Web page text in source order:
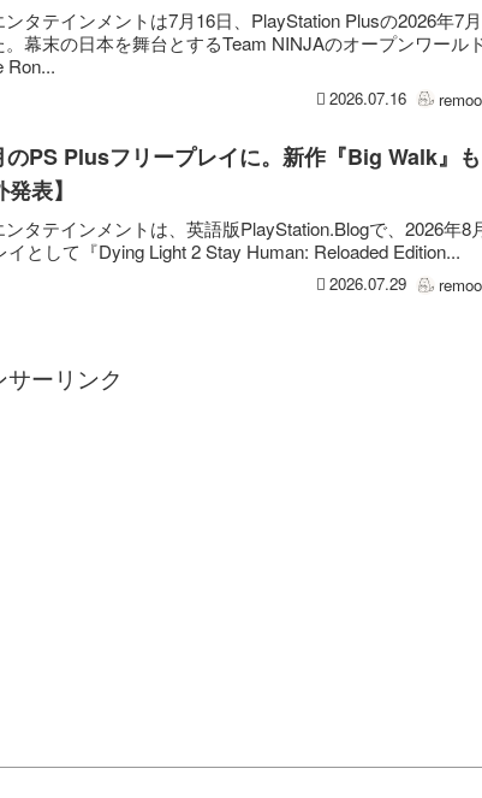
タテインメントは7月16日、PlayStation Plusの2026年7月
幕末の日本を舞台とするTeam NINJAのオープンワール
Ron...
2026.07.16
PS Plusフリープレイに。新作『Big Walk』も
表】
タテインメントは、英語版PlayStation.Blogで、2026年8
として『Dying Light 2 Stay Human: Reloaded Edition...
2026.07.29
サーリンク